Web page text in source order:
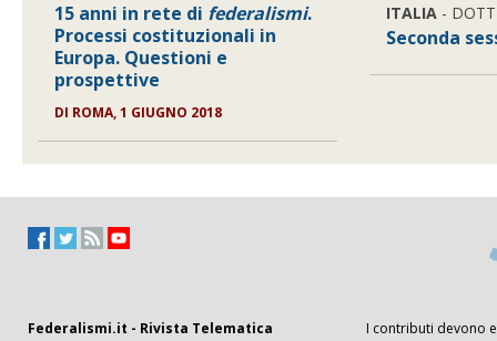
15 anni in rete di federalismi.
Processi costituzionali in
Europa. Questioni e
prospettive
DI ROMA, 1 GIUGNO 2018
ITALIA -
Seconda
Federalismi.it - Rivista Telematica
I contributi devono